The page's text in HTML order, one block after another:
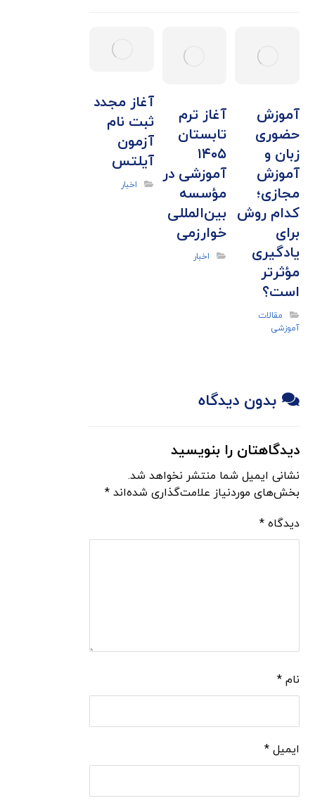
آموزش
حضوری
زبان و
آموزش
مجازی؛
کدام روش
برای
یادگیری
مؤثرتر
است؟
مقالات
آموزشی
آغاز ترم
تابستان
۱۴۰۵
آموزشی در
مؤسسه
بین‌المللی
خوارزمی
اخبار
آغاز مجدد
ثبت نام
آزمون
آیلتس
اخبار
بدون دیدگاه
دیدگاهتان را بنویسید
نشانی ایمیل شما منتشر نخواهد شد.
بخش‌های موردنیاز علامت‌گذاری شده‌اند*
دیدگاه*
نام*
ایمیل*